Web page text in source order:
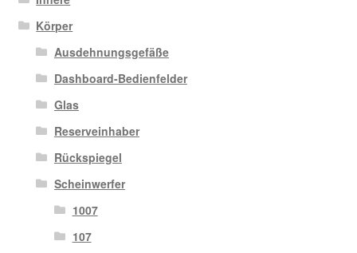
Körper
Ausdehnungsgefäße
Dashboard-Bedienfelder
Glas
Reserveinhaber
Rückspiegel
Scheinwerfer
1007
107